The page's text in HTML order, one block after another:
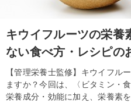
キウイフルーツの栄養
ない食べ方・レシピの
【管理栄養士監修】キウイフル
ますか？今回は、〈ビタミン・
栄養成分・効能に加え、栄養素